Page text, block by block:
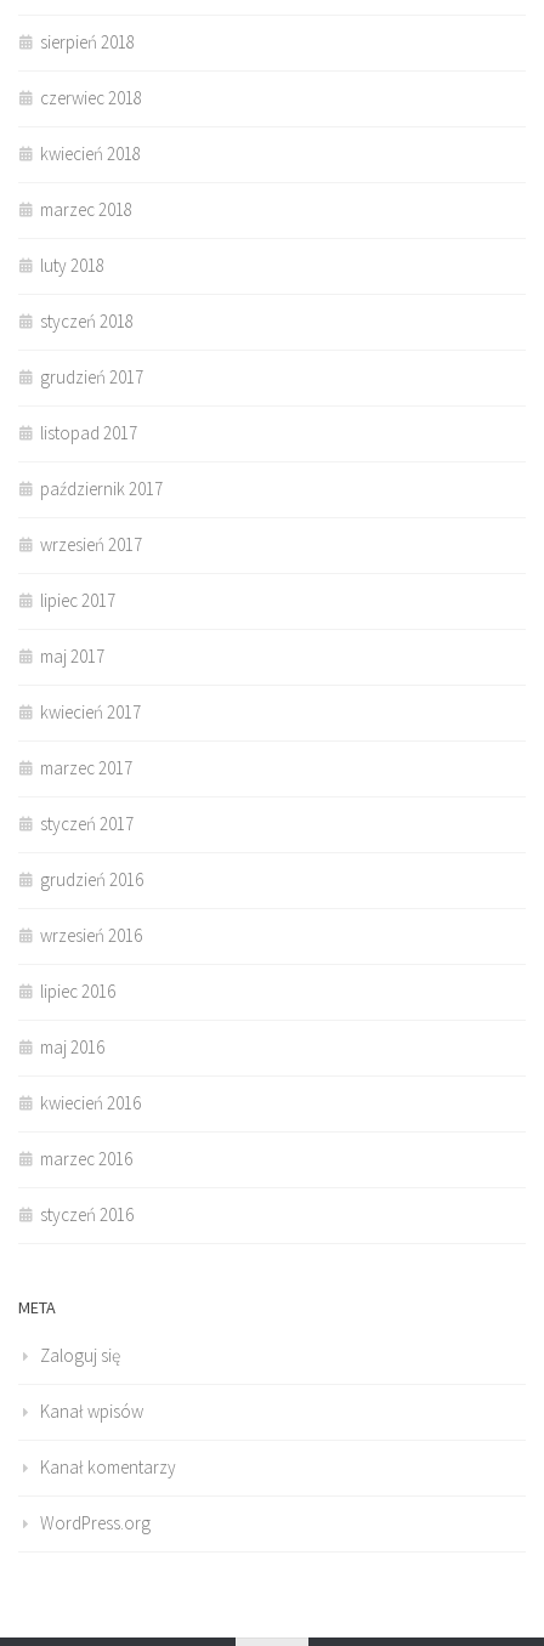
sierpień 2018
czerwiec 2018
kwiecień 2018
marzec 2018
luty 2018
styczeń 2018
grudzień 2017
listopad 2017
październik 2017
wrzesień 2017
lipiec 2017
maj 2017
kwiecień 2017
marzec 2017
styczeń 2017
grudzień 2016
wrzesień 2016
lipiec 2016
maj 2016
kwiecień 2016
marzec 2016
styczeń 2016
META
Zaloguj się
Kanał wpisów
Kanał komentarzy
WordPress.org